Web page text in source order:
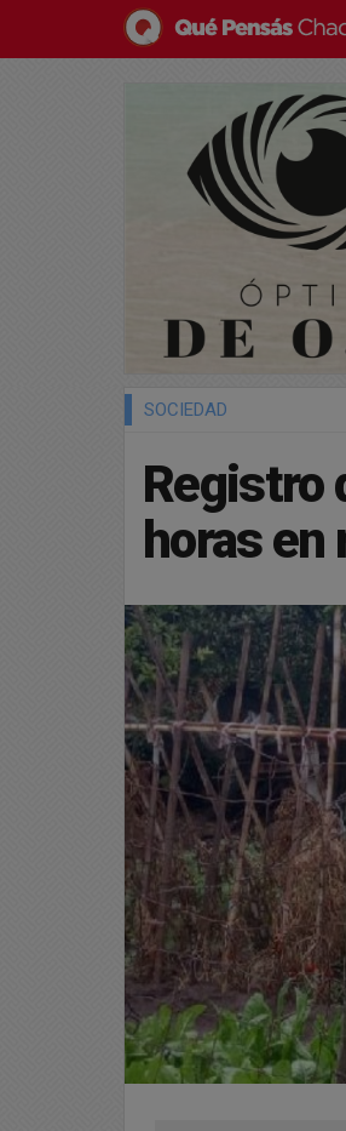
SOCIEDAD
Registro
horas